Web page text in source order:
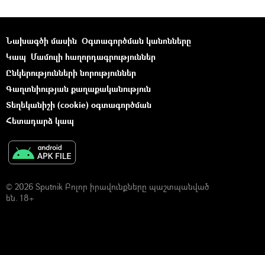
Նախագծի մասին Օգտագործման կանոնները
Կապ Մամուլի հաղորդագրություններ
Ընկերությունների նորություններ
Գաղտնիության քաղաքականություն
Տեղեկանիշի (cookie) օգտագործման
Հետադարձ կապ
© 2026 Sputnik Բոլոր իրավունքները պաշտպանված
են. 18+